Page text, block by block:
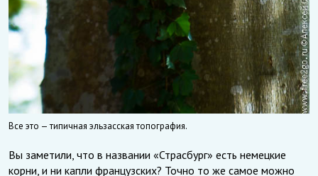
Все это — типичная эльзасская топография.
Вы заметили, что в названии «Страсбург» есть немецкие
корни, и ни капли французских? Точно то же самое можно